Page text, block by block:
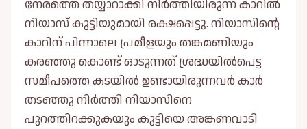
നേരത്തെ തയ്യാറാക്കി നിർത്തിയിരുന്ന കാറില്‍
നിയാസ് കുട്ടിയുമായി രക്ഷപ്പെട്ടു. നിയാസിന്റെ
കാറിന് പിന്നാലെ പ്രമീളയും തങ്കമണിയും
കരഞ്ഞു കൊണ്ട് ഓടുന്നത് ശ്രദ്ധയില്‍പെട്ട
സമീപത്തെ കടയില്‍ ഉണ്ടായിരുന്നവർ കാർ
തടഞ്ഞു നിർത്തി നിയാസിനെ
പുറത്തിറക്കുകയും കുട്ടിയെ അങ്കണവാടി